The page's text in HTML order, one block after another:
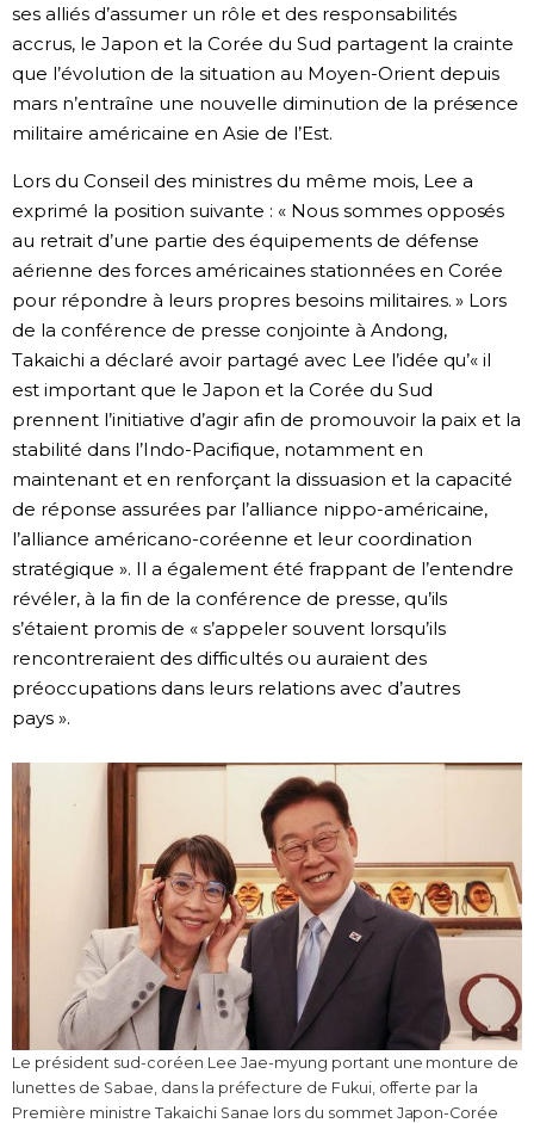
ses alliés d’assumer un rôle et des responsabilités
accrus, le Japon et la Corée du Sud partagent la crainte
que l’évolution de la situation au Moyen-Orient depuis
mars n’entraîne une nouvelle diminution de la présence
militaire américaine en Asie de l’Est.
Lors du Conseil des ministres du même mois, Lee a
exprimé la position suivante : « Nous sommes opposés
au retrait d’une partie des équipements de défense
aérienne des forces américaines stationnées en Corée
pour répondre à leurs propres besoins militaires. » Lors
de la conférence de presse conjointe à Andong,
Takaichi a déclaré avoir partagé avec Lee l’idée qu’« il
est important que le Japon et la Corée du Sud
prennent l’initiative d’agir afin de promouvoir la paix et la
stabilité dans l’Indo-Pacifique, notamment en
maintenant et en renforçant la dissuasion et la capacité
de réponse assurées par l’alliance nippo-américaine,
l’alliance américano-coréenne et leur coordination
stratégique ». Il a également été frappant de l’entendre
révéler, à la fin de la conférence de presse, qu’ils
s’étaient promis de « s’appeler souvent lorsqu’ils
rencontreraient des difficultés ou auraient des
préoccupations dans leurs relations avec d’autres
pays ».
Le président sud-coréen Lee Jae-myung portant une monture de
lunettes de Sabae, dans la préfecture de Fukui, offerte par la
Première ministre Takaichi Sanae lors du sommet Japon-Corée